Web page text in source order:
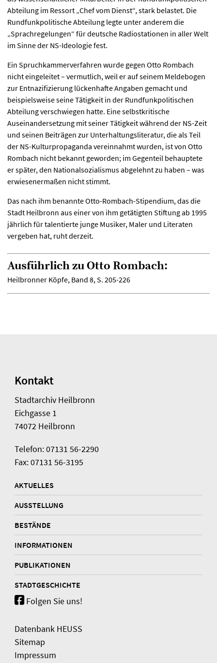
Abteilung im Ressort „Chef vom Dienst“, stark belastet. Die
Rundfunkpolitische Abteilung legte unter anderem die
„Sprachregelungen“ für deutsche Radiostationen in aller Welt
im Sinne der NS-Ideologie fest.
Ein Spruchkammerverfahren wurde gegen Otto Rombach
nicht eingeleitet – vermutlich, weil er auf seinem Meldebogen
zur Entnazifizierung lückenhafte Angaben gemacht und
beispielsweise seine Tätigkeit in der Rundfunkpolitischen
Abteilung verschwiegen hatte. Eine selbstkritische
Auseinandersetzung mit seiner Tätigkeit während der NS-Zeit
und seinen Beiträgen zur Unterhaltungsliteratur, die als Teil
der NS-Kulturpropaganda vereinnahmt wurden, ist von Otto
Rombach nicht bekannt geworden; im Gegenteil behauptete
er später, den Nationalsozialismus abgelehnt zu haben – was
erwiesenermaßen nicht stimmt.
Das nach ihm benannte Otto-Rombach-Stipendium, das die
Stadt Heilbronn aus einer von ihm getätigten Stiftung ab 1995
jährlich für talentierte junge Musiker, Maler und Literaten
vergeben hat, ruht derzeit.
Ausführlich zu Otto Rombach:
Heilbronner Köpfe, Band 8, S. 205-226
Kontakt
Stadtarchiv Heilbronn
Eichgasse 1
74072 Heilbronn
Telefon: 07131 56-2290
Fax: 07131 56-3195
AKTUELLES
AUSSTELLUNG
BESTÄNDE
INFORMATIONEN
PUBLIKATIONEN
STADTGESCHICHTE
Folgen Sie uns!
Datenbank HEUSS
Sitemap
Impressum